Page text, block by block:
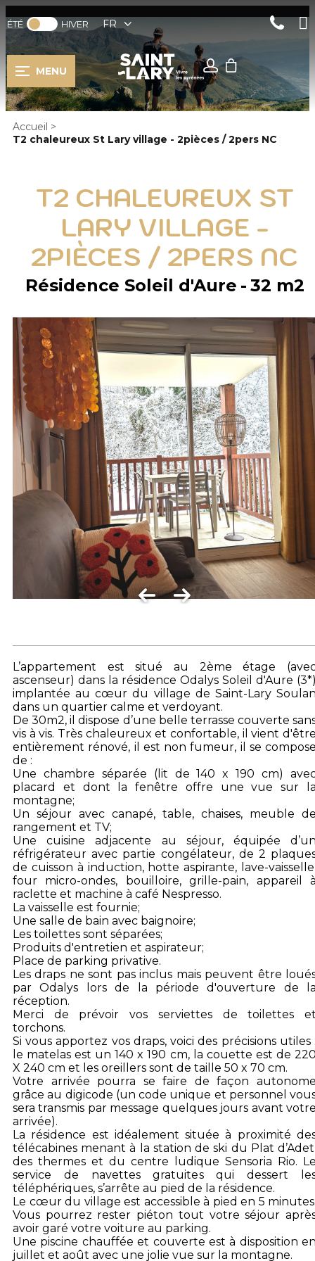
ÉTÉ HIVER FR
MENU
Accueil >
T2 chaleureux St Lary village - 2pièces / 2pers NC
T2 CHALEUREUX ST
LARY VILLAGE -
2PIÈCES / 2PERS NC
Résidence Soleil d'Aure 32 m2
L’appartement est situé au 2ème étage
ascenseur) dans la résidence Odalys Soleil d'Aure
implantée au cœur du village de Saint-Lary
dans un quartier calme et verdoyant.
De 30m2, il dispose d’une belle terrasse couverte
vis à vis. Très chaleureux et confortable, il vient
entièrement rénové, il est non fumeur, il se
de :
Une chambre séparée (lit de 140 x 190 cm)
placard et dont la fenêtre offre une vue sur
montagne;
Un séjour avec canapé, table, chaises, meuble
rangement et TV;
Une cuisine adjacente au séjour, équipée
réfrigérateur avec partie congélateur, de 2
de cuisson à induction, hotte aspirante, lave-
four micro-ondes, bouilloire, grille-pain, appareil
raclette et machine à café Nespresso.
La vaisselle est fournie;
Une salle de bain avec baignoire;
Les toilettes sont séparées;
Produits d'entretien et aspirateur;
Place de parking privative.
Les draps ne sont pas inclus mais peuvent être
par Odalys lors de la période d'ouverture de
réception.
Merci de prévoir vos serviettes de toilettes
torchons.
Si vous apportez vos draps, voici des précisions utiles
le matelas est un 140 x 190 cm, la couette est de
X 240 cm et les oreillers sont de taille 50 x 70 cm.
Votre arrivée pourra se faire de façon
grâce au digicode (un code unique et personnel
sera transmis par message quelques jours avant
arrivée).
La résidence est idéalement située à proximité
télécabines menant à la station de ski du Plat
des thermes et du centre ludique Sensoria Rio.
service de navettes gratuites qui dessert
téléphériques, s’arrête au pied de la résidence.
Le cœur du village est accessible à pied en 5
Vous pourrez rester piéton tout votre séjour
avoir garé votre voiture au parking.
Une piscine chauffée et couverte est à disposition
juillet et août avec une jolie vue sur la montagne.